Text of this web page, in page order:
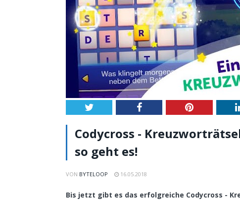
Twitter Facebook Pinterest
Codycross -
so geht es!
VON BYTELOOP 16.05.2018
Bis jetzt gibt es das erfolgreiche Codycross -